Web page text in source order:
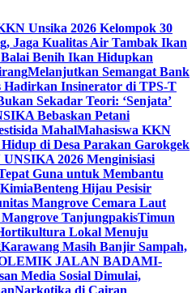
Unsika 2026 Kelompok 30
Jaga Kualitas Air Tambak Ikan
Benih Ikan Hidupkan
Melanjutkan Semangat Bank
Insinerator di TPS-T
Sekadar Teori: ‘Senjata’
Bebaskan Petani
MahalMahasiswa KKN
di Desa Parakan Garokgek
2026 Menginisiasi
Guna untuk Membantu
Benteng Hijau Pesisir
Mangrove Cemara Laut
TanjungpakisTimun
Lokal Menuju
Karawang Masih Banjir Sampah,
JALAN BADAMI-
Media Sosial Dimulai,
Narkotika di Cairan